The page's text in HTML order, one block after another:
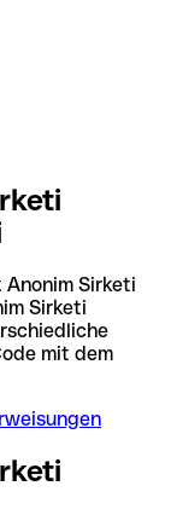
Anonim Sirketi
Sirketi
mit dem